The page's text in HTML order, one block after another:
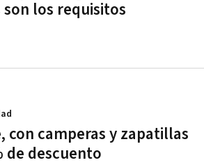
son los requisitos
con camperas y zapatillas
de descuento